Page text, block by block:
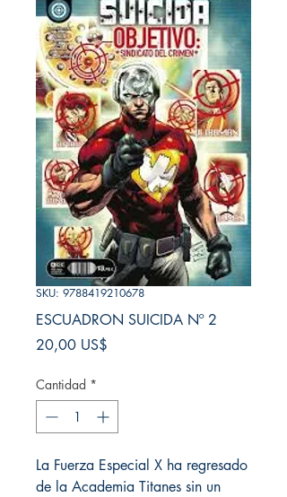
SKU: 9788419210678
ESCUADRON SUICIDA Nº 2
20,00 US$
Cantidad *
La Fuerza Especial X ha regresado
de la Academia Titanes sin un